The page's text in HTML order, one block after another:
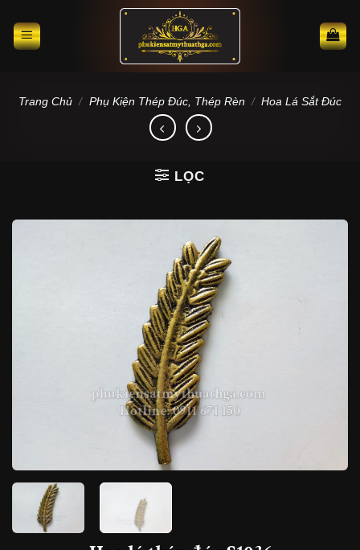
content
Trang Chủ / Phụ Kiện Thép Đúc, Thép Rèn / Hoa Lá Sắt Đúc
LỌC